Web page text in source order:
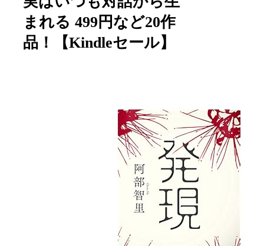
まれる 499円など20作
品！【Kindleセール】